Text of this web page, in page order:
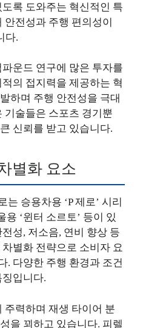
록 도와주는 혁신적인 특
안전성과 주행 편의성이
다.
운드 연구에 많은 투자를
의 접지력을 제공하는 혁
하며 주행 안전성을 극대
기술들은 스포츠 경기뿐
신뢰를 받고 있습니다.
별화 요소
승용차용 ‘P 제로’ 시리
용 ‘윈터 소르토’ 등이 있
성, 저소음, 연비 향상 등
별화 전략으로 소비자 요
. 다양한 주행 환경과 조건
입니다.
주력하며 재생 타이어 분
을 꾀하고 있습니다. 피렐